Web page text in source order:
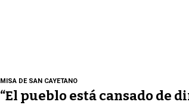
MISA DE SAN CAYETANO
“El pueblo está cansado de